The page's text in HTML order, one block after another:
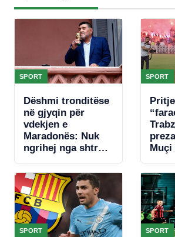
SPORT
Dëshmi tronditëse
në gjyqin për
vdekjen e
Maradonës: Nuk
ngrihej nga shtrati.
hante, kishte
hequr dorë
SPORT
Muçi
SPORT SPORT